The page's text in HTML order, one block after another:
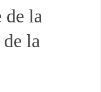
de la
la